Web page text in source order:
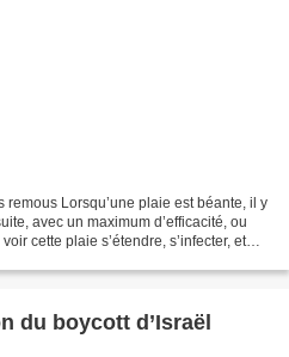
Lorsqu’une plaie est béante, il y
avec un maximum d’efficacité, ou
cette plaie s’étendre, s’infecter, et
du boycott d’Israël